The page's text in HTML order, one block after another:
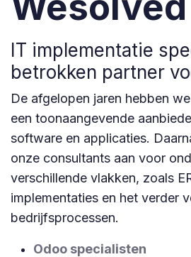
IT implementatie
betrokken partner
De afgelopen jaren hebben
een toonaangevende
software en applicaties.
onze consultants aan voor
verschillende vlakken, zoals
implementaties en het verder
bedrijfsprocessen.
Odoo specialisten